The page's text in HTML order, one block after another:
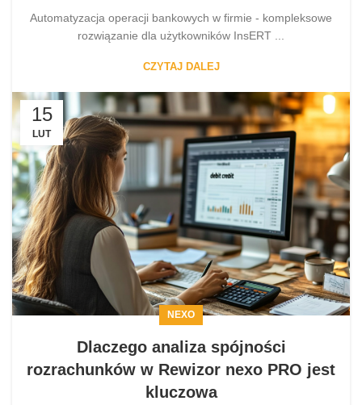
Automatyzacja operacji bankowych w firmie - kompleksowe
rozwiązanie dla użytkowników InsERT ...
CZYTAJ DALEJ
15
LUT
NEXO
Dlaczego analiza spójności
rozrachunków w Rewizor nexo PRO jest
kluczowa